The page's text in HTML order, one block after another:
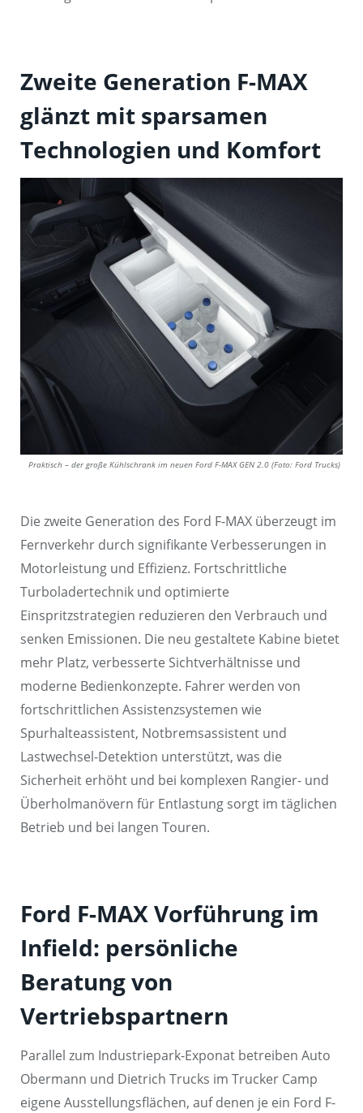
Zweite Generation F-MAX
glänzt mit sparsamen
Technologien und Komfort
Praktisch – der große Kühlschrank im neuen Ford F-MAX GEN 2.0 (Foto: Ford Trucks)
Die zweite Generation des Ford F-MAX überzeugt im
Fernverkehr durch signifikante Verbesserungen in
Motorleistung und Effizienz. Fortschrittliche
Turboladertechnik und optimierte
Einspritzstrategien reduzieren den Verbrauch und
senken Emissionen. Die neu gestaltete Kabine bietet
mehr Platz, verbesserte Sichtverhältnisse und
moderne Bedienkonzepte. Fahrer werden von
fortschrittlichen Assistenzsystemen wie
Spurhalteassistent, Notbremsassistent und
Lastwechsel-Detektion unterstützt, was die
Sicherheit erhöht und bei komplexen Rangier- und
Überholmanövern für Entlastung sorgt im täglichen
Betrieb und bei langen Touren.
Ford F-MAX Vorführung im
Infield: persönliche
Beratung von
Vertriebspartnern
Parallel zum Industriepark-Exponat betreiben Auto
Obermann und Dietrich Trucks im Trucker Camp
eigene Ausstellungsflächen, auf denen je ein Ford F-